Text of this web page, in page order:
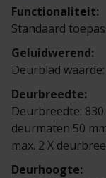
Kozijnen
Hang- &
Diensten
Technische
Utiliteitsgebouw
Prefab woning
Architect
Handelspartner
Brandwerend
Geluidwerend
Rookwerend
Duurzaamheid
Webshop
Inspiratie
Verkooppunten
Veelgestelde
Organisatie
Duurzaamheid
GND
Werken bij
Functionaliteit:
Standaard
Geluidwerend:
Deurblad
Deurbreedte:
Deurbreedte:
deurmaten 50
max. 2 X
Deurhoogte: